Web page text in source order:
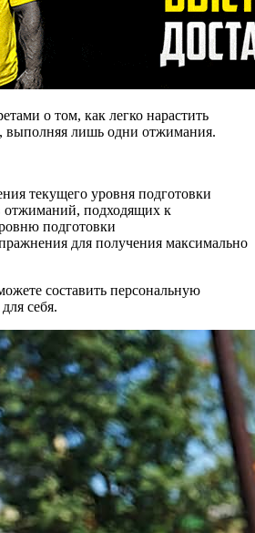
о том, как легко нарастить
лишь одни отжимания.
текущего уровня подготовки
отжиманий, подходящих к
подготовки
для получения максимально
составить персональную
себя.